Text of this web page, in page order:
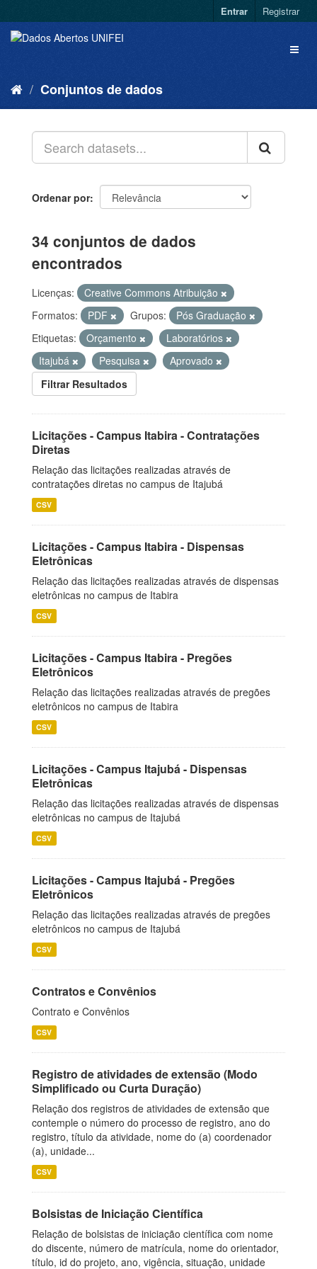
Entrar Registrar
Conjuntos de dados
Ordenar por
34 conjuntos de dados
encontrados
Licenças:
Creative Commons Atribuição
Formatos:
PDF Grupos:
Pós Graduação
Etiquetas:
Orçamento
Laboratórios
Itajubá
Pesquisa
Aprovado
Filtrar Resultados
Licitações - Campus Itabira - Contratações
Diretas
Relação das licitações realizadas através de
contratações diretas no campus de Itajubá
CSV
Licitações - Campus Itabira - Dispensas
Eletrônicas
Relação das licitações realizadas através de dispensas
eletrônicas no campus de Itabira
CSV
Licitações - Campus Itabira - Pregões
Eletrônicos
Relação das licitações realizadas através de pregões
eletrônicos no campus de Itabira
CSV
Licitações - Campus Itajubá - Dispensas
Eletrônicas
Relação das licitações realizadas através de dispensas
eletrônicas no campus de Itajubá
CSV
Licitações - Campus Itajubá - Pregões
Eletrônicos
Relação das licitações realizadas através de pregões
eletrônicos no campus de Itajubá
CSV
Contratos e Convênios
Contrato e Convênios
CSV
Registro de atividades de extensão (Modo
Simplificado ou Curta Duração)
Relação dos registros de atividades de extensão que
contemple o número do processo de registro, ano do
registro, título da atividade, nome do (a) coordenador
(a), unidade...
CSV
Bolsistas de Iniciação Científica
Relação de bolsistas de iniciação científica com nome
do discente, número de matrícula, nome do orientador,
título, id do projeto, ano, vigência, situação, unidade